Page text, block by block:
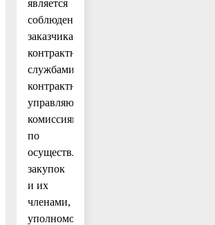
является
соблюдение
заказчиками,
контрактными
службами,
контрактными
управляющими,
комиссиями
по
осуществлению
закупок
и их
членами,
уполномоченными